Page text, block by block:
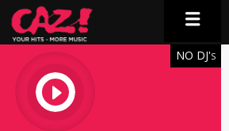
play
NO DJ'S